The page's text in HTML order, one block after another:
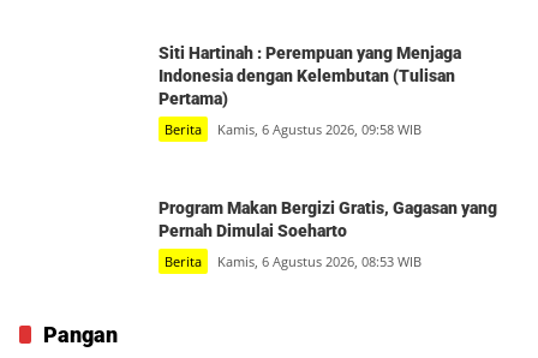
Siti Hartinah : Perempuan yang Menjaga
Indonesia dengan Kelembutan (Tulisan
Pertama)
Berita Kamis, 6 Agustus 2026, 09:58 WIB
Program Makan Bergizi Gratis, Gagasan yang
Pernah Dimulai Soeharto
Berita Kamis, 6 Agustus 2026, 08:53 WIB
Pangan
Waspadai El Nino, Kemarau Panjang Ancam Pasokan Air